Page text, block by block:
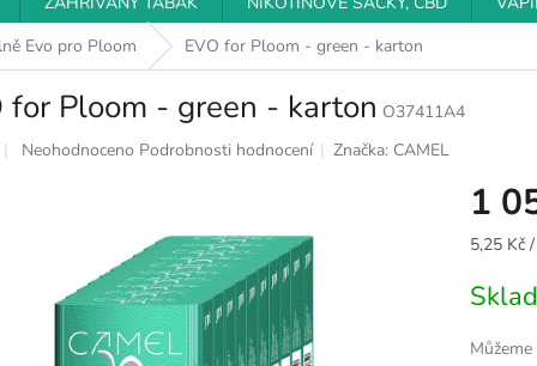
Evo pro Ploom
EVO for Ploom - green - karton
for Ploom - green - karton O37411A4
Průměrné
hvězdiček.
Neohodnoceno Podrobnosti hodnocení Značka: CAMEL
1
Měrná
5,25 Kč